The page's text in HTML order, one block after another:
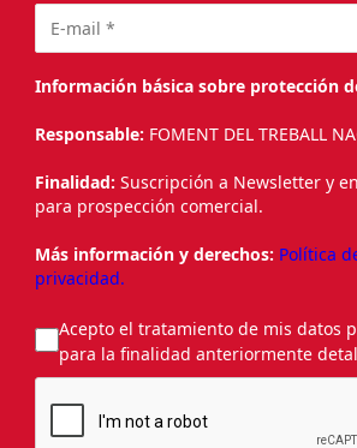
Información básica sobre protección
Responsable: FOMENT DEL TREBALL
Finalidad: Suscripción a Newsletter y
para prospección comercial.
Más información y derechos: Política
privacidad.
Acepto el tratamiento de mis datos
para la finalidad anteriormente